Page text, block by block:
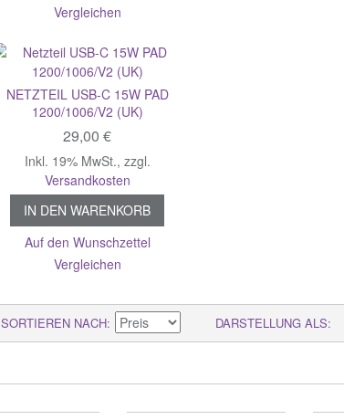
Vergleichen
NETZTEIL USB-C 15W PAD
1200/1006/V2 (UK)
29,00 €
Inkl. 19% MwSt., zzgl.
Versandkosten
IN DEN WARENKORB
Auf den Wunschzettel
Vergleichen
DARSTELLUNG ALS
SORTIEREN NACH